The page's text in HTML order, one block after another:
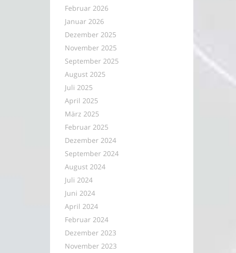
Februar 2026
Januar 2026
Dezember 2025
November 2025
September 2025
August 2025
Juli 2025
April 2025
März 2025
Februar 2025
Dezember 2024
September 2024
August 2024
Juli 2024
Juni 2024
April 2024
Februar 2024
Dezember 2023
November 2023